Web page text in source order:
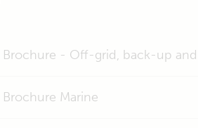
Brochure - Off-grid, back-up and
Brochure Marine